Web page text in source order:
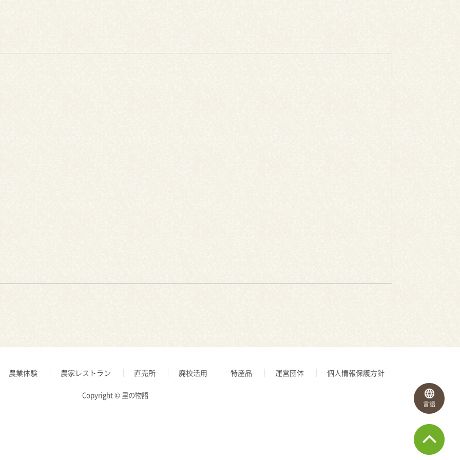
農業体験 農家レストラン 直売所 廃校活用 特産品 運営団体 個人情報保護方針
Copyright © 里の物語
言語